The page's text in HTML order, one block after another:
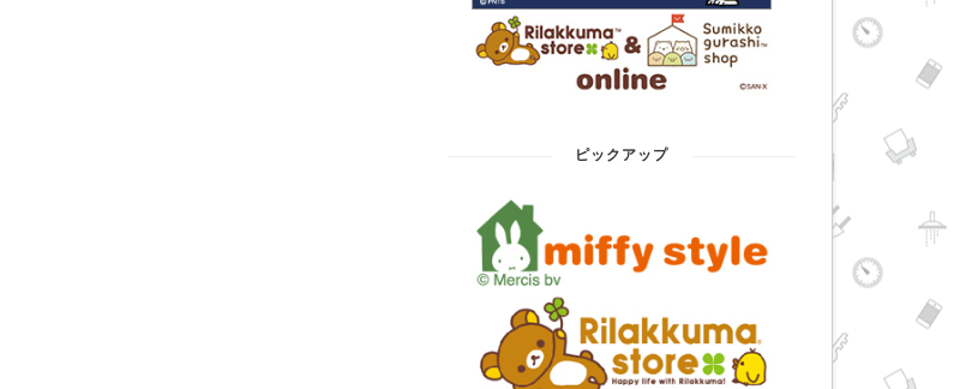
ピックアップ